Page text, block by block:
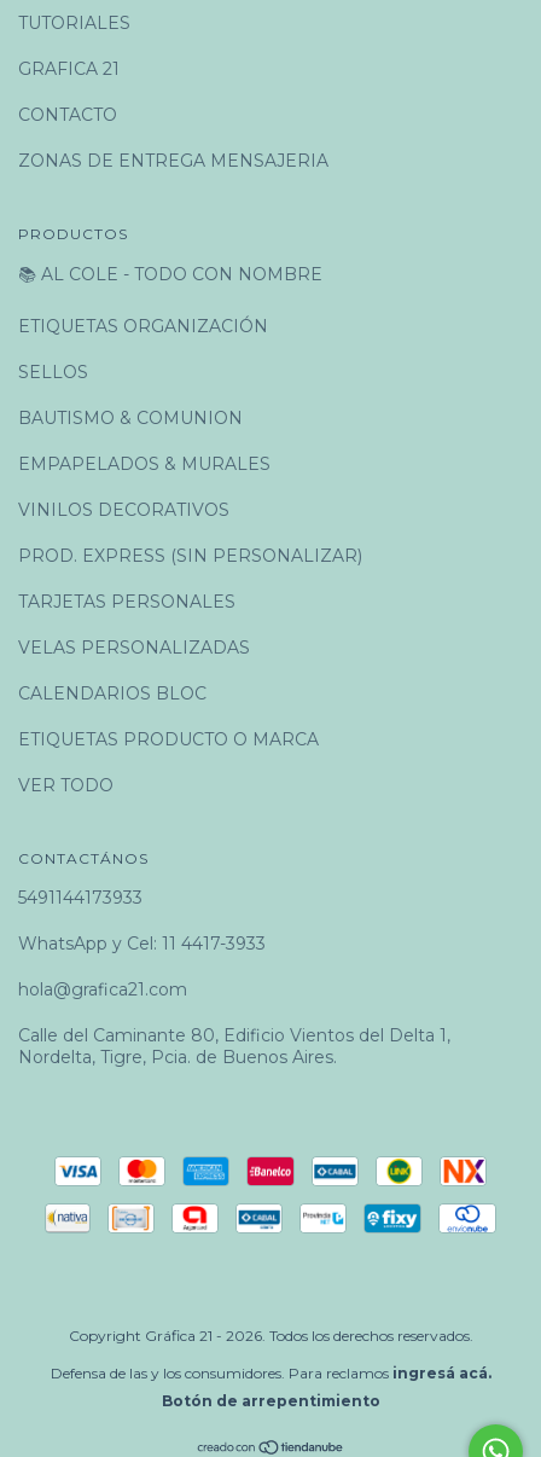
TUTORIALES
GRAFICA 21
CONTACTO
ZONAS DE ENTREGA MENSAJERIA
PRODUCTOS
📚 AL COLE - TODO CON NOMBRE
ETIQUETAS ORGANIZACIÓN
SELLOS
BAUTISMO & COMUNION
EMPAPELADOS & MURALES
VINILOS DECORATIVOS
PROD. EXPRESS (SIN PERSONALIZAR)
TARJETAS PERSONALES
VELAS PERSONALIZADAS
CALENDARIOS BLOC
ETIQUETAS PRODUCTO O MARCA
VER TODO
CONTACTÁNOS
5491144173933
WhatsApp y Cel: 11 4417-3933
hola@grafica21.com
Calle del Caminante 80, Edificio Vientos del Delta 1,
Nordelta, Tigre, Pcia. de Buenos Aires.
Copyright Gráfica 21 - 2026. Todos los derechos reservados.
Defensa de las y los consumidores. Para reclamos ingresá acá.
Botón de arrepentimiento